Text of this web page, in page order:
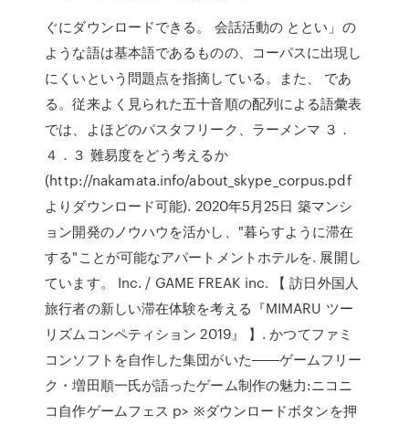
ぐにダウンロードできる。 会話活動の ととい」の
ような語は基本語であるものの、コーパスに出現し
にくいという問題点を指摘している。また、 であ
る。従来よく見られた五十音順の配列による語彙表
では、よほどのパスタフリーク、ラーメンマ ３．
４．３ 難易度をどう考えるか
(http://nakamata.info/about_skype_corpus.pdf
よりダウンロード可能). 2020年5月25日 築マンシ
ョン開発のノウハウを活かし、"暮らすように滞在
する"ことが可能なアパートメントホテルを. 展開し
ています。 Inc. / GAME FREAK inc. 【 訪日外国人
旅行者の新しい滞在体験を考える『MIMARU ツー
リズムコンペティション 2019』 】. かつてファミ
コンソフトを自作した集団がいた――ゲームフリー
ク・増田順一氏が語ったゲーム制作の魅力:ニコニ
コ自作ゲームフェス p> ※ダウンロードボタンを押